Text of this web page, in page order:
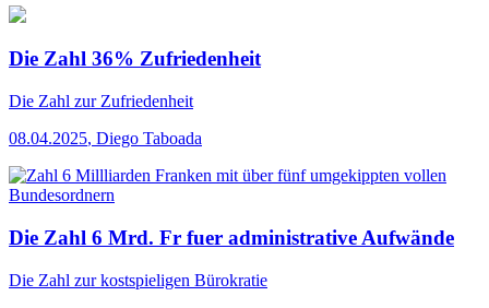
Die Zahl 36% Zufriedenheit
Die Zahl zur Zufriedenheit
08.04.2025, Diego Taboada
Die Zahl 6 Mrd. Fr fuer administrative Aufwände
Die Zahl zur kostspieligen Bürokratie